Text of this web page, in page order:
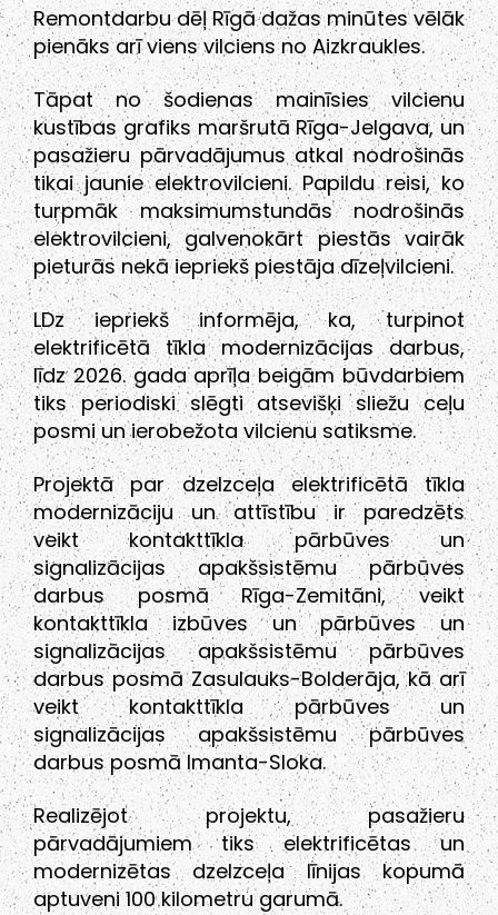
Remontdarbu dēļ Rīgā dažas minūtes vēlāk
pienāks arī viens vilciens no Aizkraukles.
Tāpat no šodienas mainīsies vilcienu
kustības grafiks maršrutā Rīga-Jelgava, un
pasažieru pārvadājumus atkal nodrošinās
tikai jaunie elektrovilcieni. Papildu reisi, ko
turpmāk maksimumstundās nodrošinās
elektrovilcieni, galvenokārt piestās vairāk
pieturās nekā iepriekš piestāja dīzeļvilcieni.
LDz iepriekš informēja, ka, turpinot
elektrificētā tīkla modernizācijas darbus,
līdz 2026. gada aprīļa beigām būvdarbiem
tiks periodiski slēgti atsevišķi sliežu ceļu
posmi un ierobežota vilcienu satiksme.
Projektā par dzelzceļa elektrificētā tīkla
modernizāciju un attīstību ir paredzēts
veikt kontakttīkla pārbūves un
signalizācijas apakšsistēmu pārbūves
darbus posmā Rīga-Zemitāni, veikt
kontakttīkla izbūves un pārbūves un
signalizācijas apakšsistēmu pārbūves
darbus posmā Zasulauks-Bolderāja, kā arī
veikt kontakttīkla pārbūves un
signalizācijas apakšsistēmu pārbūves
darbus posmā Imanta-Sloka.
Realizējot projektu, pasažieru
pārvadājumiem tiks elektrificētas un
modernizētas dzelzceļa līnijas kopumā
aptuveni 100 kilometru garumā.